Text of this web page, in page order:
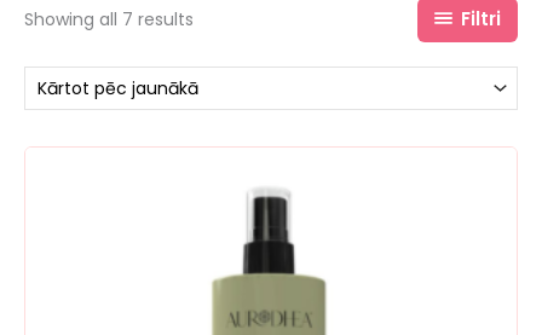
Showing all 7 results Filtri